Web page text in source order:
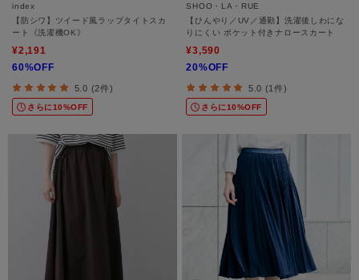
index
【防シワ】ツイード風ラップタイトスカ
ート《洗濯機OK》
¥2,191
60%OFF
5.0 (2件)
さらに10%OFF
SHOO・LA・RUE
【ひんやり／UV／通勤】洗濯後しわにな
りにくい ポケット付きナロースカート
¥3,590
20%OFF
5.0 (1件)
さらに10%OFF